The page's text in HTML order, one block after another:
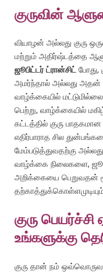
குருவின்
வியாழன் அல்லது குரு
மற்றும் அதிர்ஷ்டத்தை
ஜூபிட்டர் ட்ரான்சிட் போது,
அமர்ந்தால் அல்லது அதன்
வாழ்க்கையில்
பெற்று, வாழ்க்கையில்
கட்டத்தில் குரு
எதிர்பாராத சில
மேம்படுத்துவதற்கு
வாழ்க்கை நிலைகளை,
அறிக்கையை பெறுவதன்
குரு
உங்களுக்கு
குரு தான் நம்